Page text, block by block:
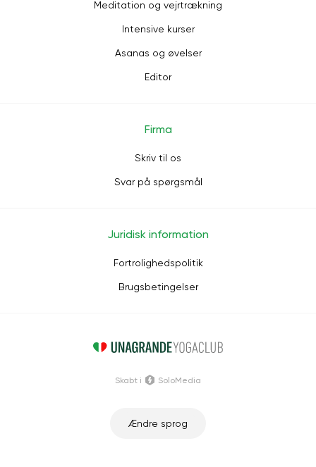
Meditation og vejrtrækning
Intensive kurser
Asanas og øvelser
Editor
Firma
Skriv til os
Svar på spørgsmål
Juridisk information
Fortrolighedspolitik
Brugsbetingelser
Ændre sprog
Skabt i SoloMedia